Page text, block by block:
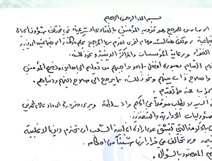
بقية المحافظات
حول التطورات الأمنية الأخيرة في محافظة نينوى